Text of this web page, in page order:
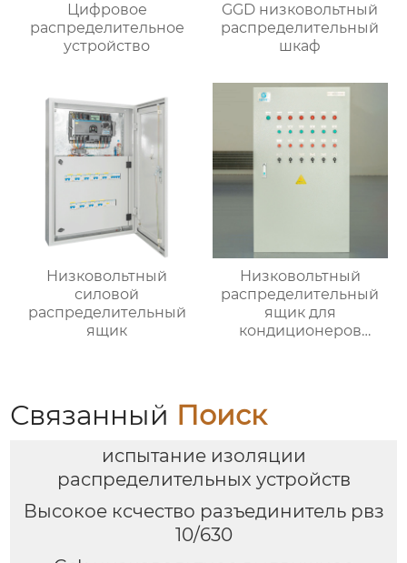
Цифровое
распределительное
устройство
GGD низковольтный
распределительный
шкаф
Низковольтный
силовой
распределительный
ящик
Низковольтный
распределительный
ящик для
кондиционеров
Связанный Поиск
испытание изоляции
распределительных устройств
Высокое ксчество разъединитель рвз
10/630